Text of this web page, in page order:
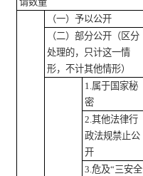
（一）予以公开
（二）部分公开 （区分
处理的，只计这一情
形，不计其他情形）
1.属于国家秘
密
2.其他法律行
政法规禁止公
开
3.危及“三安全